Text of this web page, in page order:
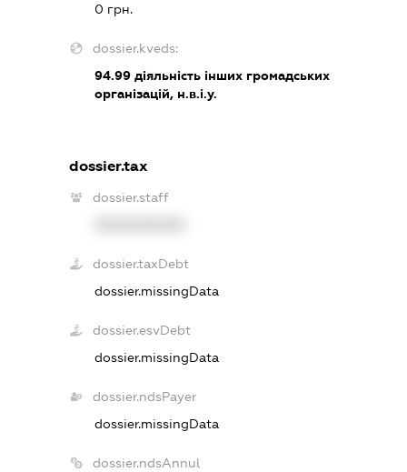
0 грн.
dossier.kveds:
94.99 діяльність інших громадських
організацій, н.в.і.у.
dossier.tax
dossier.staff
dossier.taxDebt
dossier.missingData
dossier.esvDebt
dossier.missingData
dossier.ndsPayer
dossier.missingData
dossier.ndsAnnul